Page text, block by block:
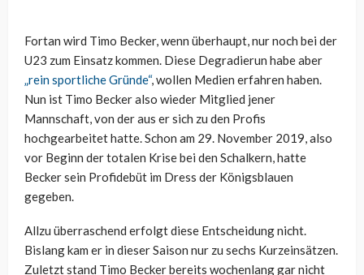
Fortan wird Timo Becker, wenn überhaupt, nur noch bei der
U23 zum Einsatz kommen. Diese Degradierun habe aber
„rein sportliche Gründe“, wollen Medien erfahren haben.
Nun ist Timo Becker also wieder Mitglied jener
Mannschaft, von der aus er sich zu den Profis
hochgearbeitet hatte. Schon am 29. November 2019, also
vor Beginn der totalen Krise bei den Schalkern, hatte
Becker sein Profidebüt im Dress der Königsblauen
gegeben.
Allzu überraschend erfolgt diese Entscheidung nicht.
Bislang kam er in dieser Saison nur zu sechs Kurzeinsätzen.
Zuletzt stand Timo Becker bereits wochenlang gar nicht